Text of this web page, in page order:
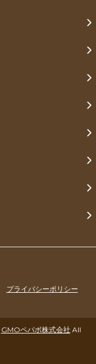
プライバシーポリシー
GMOペパボ株式会社 All